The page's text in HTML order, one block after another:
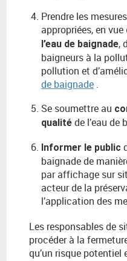
Prendre les
appropriées, en vue
l’eau de baignade,
baigneurs à la
pollution et
de baignade .
Se soumettre au
qualité de l’eau de
Informer le public
baignade de
par affichage sur
acteur de la
l’application des
Les responsables de
procéder à la
qu’un risque potentiel